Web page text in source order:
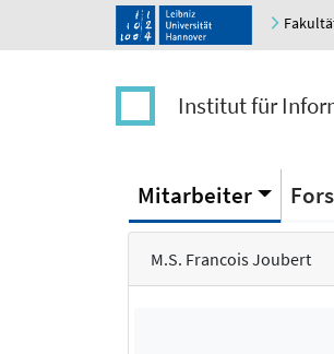
Institut für
Mitarbeiter
M.S. Francois Joubert